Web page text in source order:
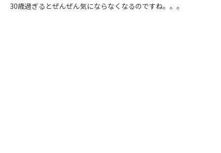
30歳過ぎるとぜんぜん気にならなくなるのですね。。。